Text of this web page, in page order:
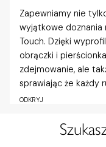
Zapewniamy nie
wyjątkowe doznania
Touch. Dzięki
obrączki i
zdejmowanie, ale
sprawiając że każdy
ODKRYJ